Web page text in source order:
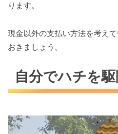
ります。
現金以外の支払い方法を考え
おきましょう。
自分でハチを